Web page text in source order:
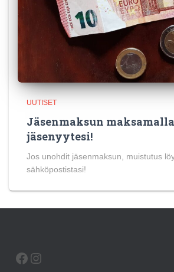
UUTISET
Jäsenmaksun
jäsenyytesi!
Jos unohdit jäsenmaksun, muistutus
sähköpostistasi!
FACEBOOK